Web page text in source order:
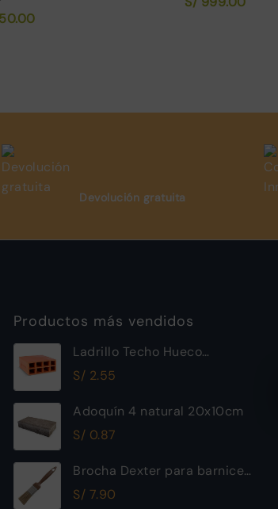
Devolución gratuita
Productos más vendidos
Ladrillo Techo Hueco
12x30x30cm Raya Piramide
S/ 2.55
Adoquín 4 natural 20x10cm
S/ 0.87
Brocha Dexter para barnices
30mm
S/ 7.90